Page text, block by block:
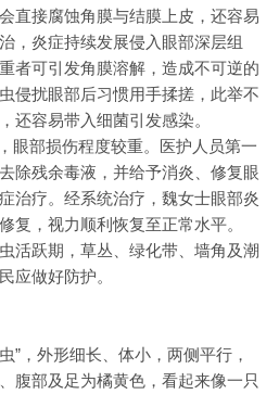
直接腐蚀角膜与结膜上皮，还容易
，炎症持续发展侵入眼部深层组
者可引发角膜溶解，造成不可逆的
侵扰眼部后习惯用手揉搓，此举不
还容易带入细菌引发感染。
眼部损伤程度较重。医护人员第一
除残余毒液，并给予消炎、修复眼
治疗。经系统治疗，魏女士眼部炎
复，视力顺利恢复至正常水平。
活跃期，草丛、绿化带、墙角及潮
应做好防护。
”，外形细长、体小，两侧平行，
腹部及足为橘黄色，看起来像一只